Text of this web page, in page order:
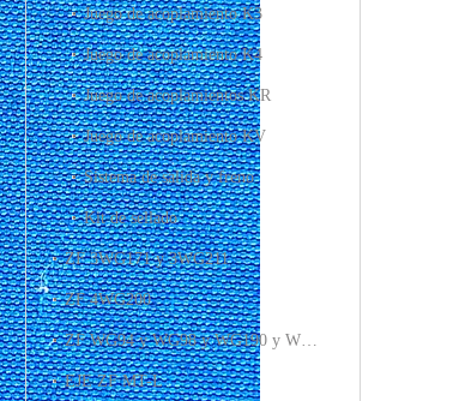
Juego de acoplamiento K3
Juego de acoplamiento K4
Juego de acoplamientos KR
Juego de acoplamiento KV
Sistema de salida y freno
Kit de sellado
ZF 3WG171 y 3WG211
ZF 4WG200
ZF WG94 y WG98 y WG190 y WG210 y WG171 y WG211
EJE ZF MT-L